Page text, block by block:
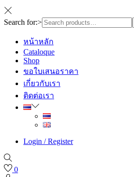
Search for:>
หน้าหลัก
Cataloque
Shop
ขอใบเสนอราคา
เกี่ยวกับเรา
ติดต่อเรา
Login / Register
0